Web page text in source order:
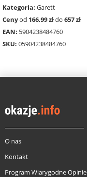
Kategoria: Garett
Cenyod 166.99 złdo 657 zł
EAN: 5904238484760
SKU: 05904238484760
O nas
Kontakt
Program Wiarygodne Opinie